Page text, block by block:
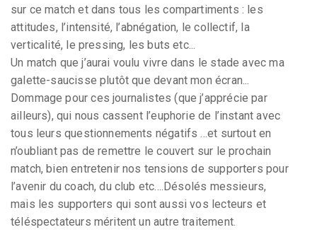
sur ce match et dans tous les compartiments : les
attitudes, l’intensité, l’abnégation, le collectif, la
verticalité, le pressing, les buts etc...
Un match que j’aurai voulu vivre dans le stade avec ma
galette-saucisse plutôt que devant mon écran...
Dommage pour ces journalistes (que j’apprécie par
ailleurs), qui nous cassent l’euphorie de l’instant avec
tous leurs questionnements négatifs ...et surtout en
n’oubliant pas de remettre le couvert sur le prochain
match, bien entretenir nos tensions de supporters pour
l’avenir du coach, du club etc....Désolés messieurs,
mais les supporters qui sont aussi vos lecteurs et
téléspectateurs méritent un autre traitement.